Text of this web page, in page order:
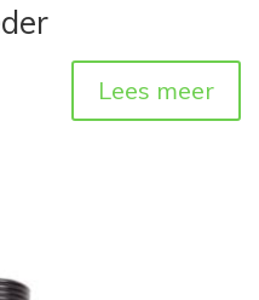
Lees meer